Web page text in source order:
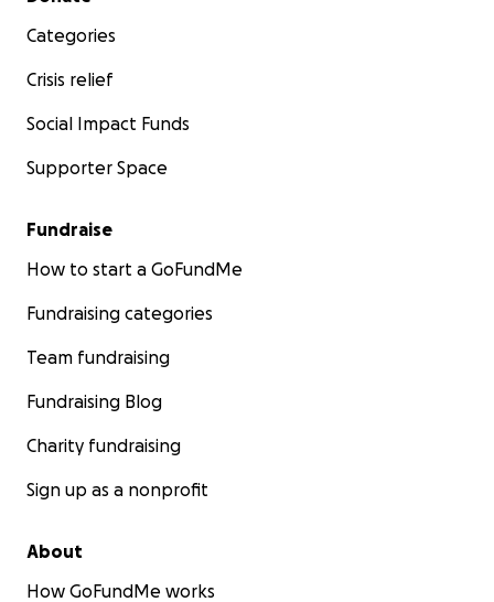
Categories
Crisis relief
Social Impact Funds
Supporter Space
Fundraise
How to start a GoFundMe
Fundraising categories
Team fundraising
Fundraising Blog
Charity fundraising
Sign up as a nonprofit
About
How GoFundMe works